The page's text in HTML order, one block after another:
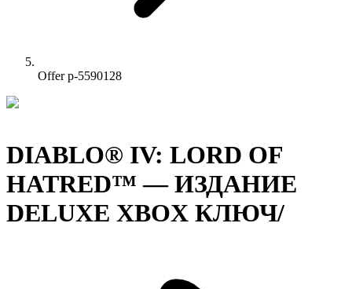
Offer p-5590128
DIABLO® IV: LORD OF
HATRED™ — ИЗДАНИЕ
DELUXE XBOX КЛЮЧ/